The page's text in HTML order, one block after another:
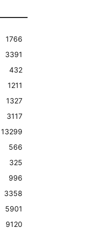
1766
3391
432
1211
1327
3117
13299
566
325
996
3358
5901
9120